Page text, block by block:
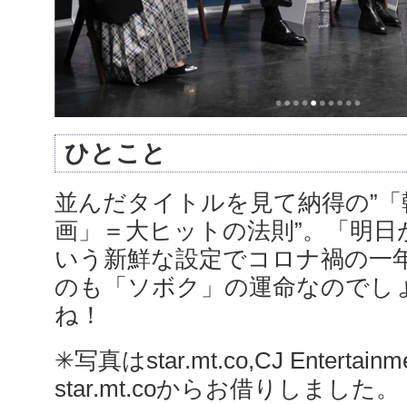
ひとこと
並んだタイトルを見て納得の”
画」＝大ヒットの法則”。「明
いう新鮮な設定でコロナ禍の一
のも「ソボク」の運命なのでし
ね！
✳︎写真はstar.mt.co,CJ
star.mt.coからお借りしました。